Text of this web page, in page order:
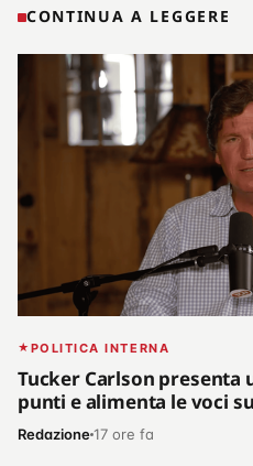
CONTINUA A LEGGERE
POLITICA INTERNA
Tucker Carlson presenta
punti e alimenta le voci
Redazione17 ore fa